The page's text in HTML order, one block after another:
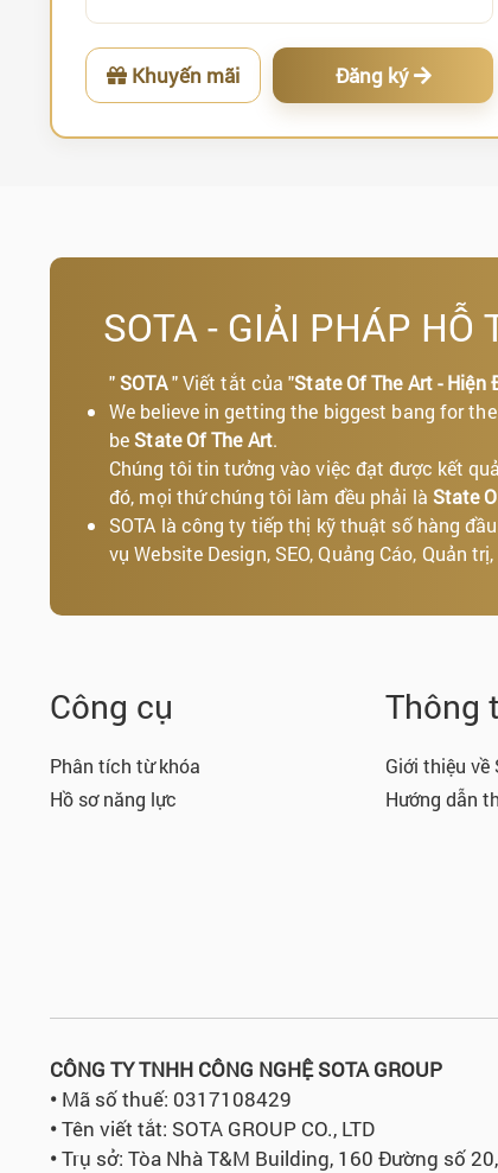
Khuyến mãi Đăng ký
SOTA - GIẢI PHÁP HỖ
"SOTA" Viết tắt của "State Of The Art - Hiện
We believe in getting the biggest bang for
beState Of The Art.
Chúng tôi tin tưởng vào việc đạt được kết
đó, mọi thứ chúng tôi làm đều phải là State
SOTA là công ty tiếp thị kỹ thuật số hàng
vụ Website Design, SEO, Quảng Cáo, Quản
Công cụ
Phân tích từ khóa
Hồ sơ năng lực
Thông
Giới thiệu về
Hướng dẫn
CÔNG TY TNHH CÔNG NGHỆ SOTA GROUP
• Mã số thuế: 0317108429
•Tên viết tắt: SOTA GROUP CO., LTD
•Trụ sở: Tòa Nhà T&M Building, 160 Đường số